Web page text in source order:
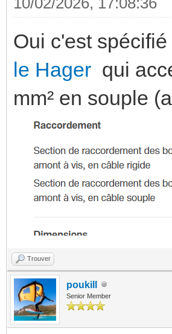
Oui c'est
le Hager qui
mm² en souple
Trouver
poukill
Senior Member